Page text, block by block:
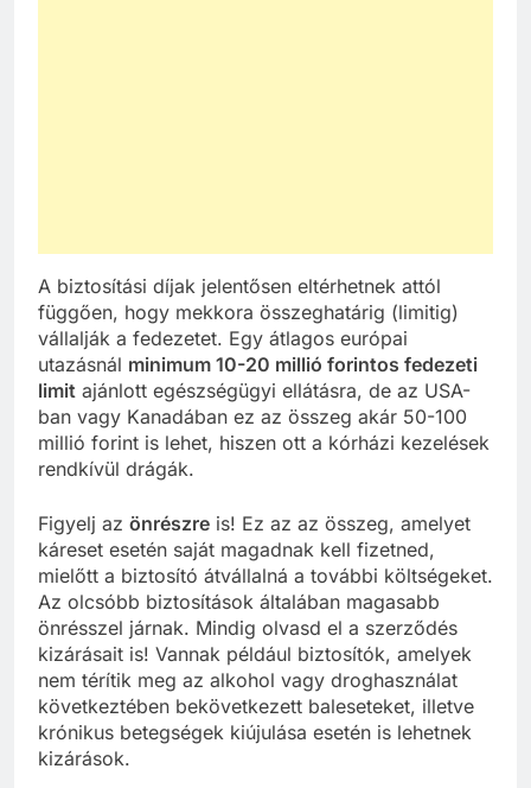
A biztosítási díjak jelentősen eltérhetnek attól
függően, hogy mekkora összeghatárig (limitig)
vállalják a fedezetet. Egy átlagos európai
utazásnál minimum 10-20 millió forintos fedezeti
limit ajánlott egészségügyi ellátásra, de az USA-
ban vagy Kanadában ez az összeg akár 50-100
millió forint is lehet, hiszen ott a kórházi kezelések
rendkívül drágák.
Figyelj az önrészre is! Ez az az összeg, amelyet
káreset esetén saját magadnak kell fizetned,
mielőtt a biztosító átvállalná a további költségeket.
Az olcsóbb biztosítások általában magasabb
önrésszel járnak. Mindig olvasd el a szerződés
kizárásait is! Vannak például biztosítók, amelyek
nem térítik meg az alkohol vagy droghasználat
következtében bekövetkezett baleseteket, illetve
krónikus betegségek kiújulása esetén is lehetnek
kizárások.